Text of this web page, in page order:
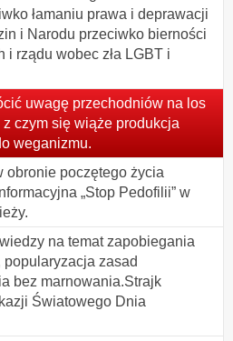
łamaniu prawa i deprawacji
i Narodu przeciwko bierności
i rządu wobec zła LGBT i
uwagę przechodniów na los
czym się wiąże produkcja
weganizmu.
obronie poczętego życia
„Stop Pedofilii” w
na temat zapobiegania
zasad
bez marnowania.Strajk
Światowego Dnia